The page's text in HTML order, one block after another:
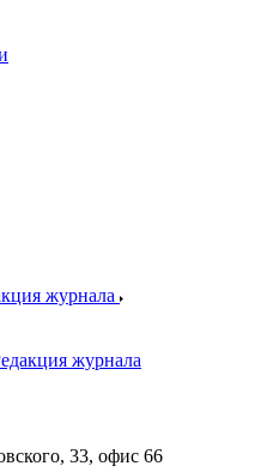
журнала
журнала
33, офис 66